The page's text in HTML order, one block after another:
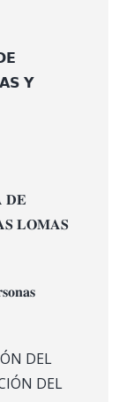
𝗬
𝐃𝐄
𝐋𝐎𝐌𝐀𝐒
DEL
DEL